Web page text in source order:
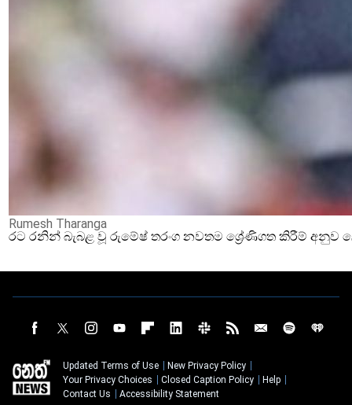
Rumesh Tharanga
රට රනින් බැබළ වූ රුමේෂ් තරංග නවතම ශ්‍රේණිගත කිරීම් අනුව
Updated Terms of Use
New Privacy Policy
Your Privacy Choices
Closed Caption Policy
Help
Contact Us
Accessibility Statement